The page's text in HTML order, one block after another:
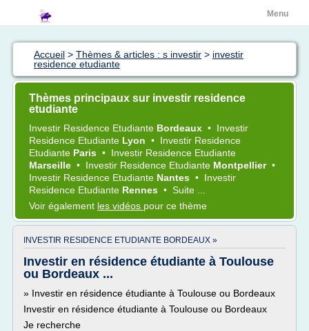
Menu
Accueil > Thèmes & articles : s investir > investir
residence etudiante
Thèmes principaux sur investir residence
etudiante
Investir Residence Etudiante Bordeaux • Investir
Residence Etudiante Lyon • Investir Residence
Etudiante Paris • Investir Residence Etudiante
Marseille • Investir Residence Etudiante Montpellier •
Investir Residence Etudiante Nantes • Investir
Residence Etudiante Rennes • Suite ...
Voir également les vidéos pour ce thème
INVESTIR RESIDENCE ETUDIANTE BORDEAUX »
Investir en résidence étudiante à Toulouse
ou Bordeaux ...
» Investir en résidence étudiante à Toulouse ou Bordeaux
Investir en résidence étudiante à Toulouse ou Bordeaux
Je recherche